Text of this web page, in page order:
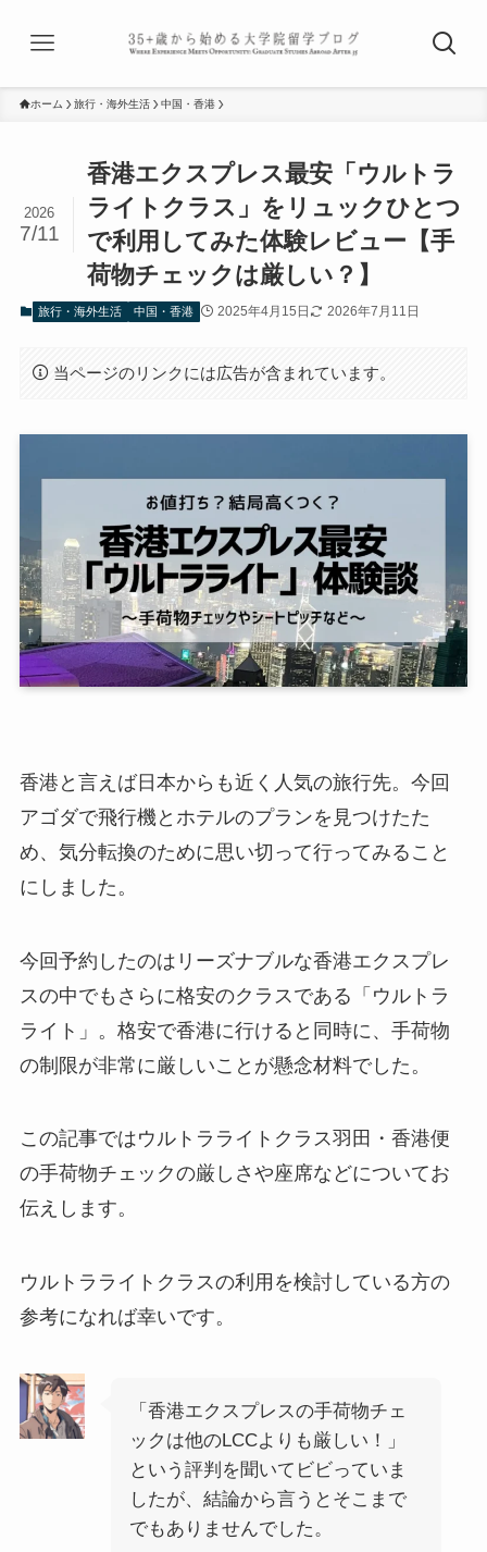
ホーム 旅行・海外生活 中国・香港
香港エクスプレス最安「ウルトラ
ライトクラス」をリュックひとつ
で利用してみた体験レビュー【手
荷物チェックは厳しい？】
2026
7/11
旅行・海外生活 中国・香港 2025年4月15日 2026年7月11日
当ページのリンクには広告が含まれています。
香港と言えば日本からも近く人気の旅行先。今回
アゴダで飛行機とホテルのプランを見つけたた
め、気分転換のために思い切って行ってみること
にしました。
今回予約したのはリーズナブルな香港エクスプレ
スの中でもさらに格安のクラスである「ウルトラ
ライト」。格安で香港に行けると同時に、手荷物
の制限が非常に厳しいことが懸念材料でした。
この記事ではウルトラライトクラス羽田・香港便
の手荷物チェックの厳しさや座席などについてお
伝えします。
ウルトラライトクラスの利用を検討している方の
参考になれば幸いです。
「香港エクスプレスの手荷物チェ
ックは他のLCCよりも厳しい！」
という評判を聞いてビビっていま
したが、結論から言うとそこまで
でもありませんでした。